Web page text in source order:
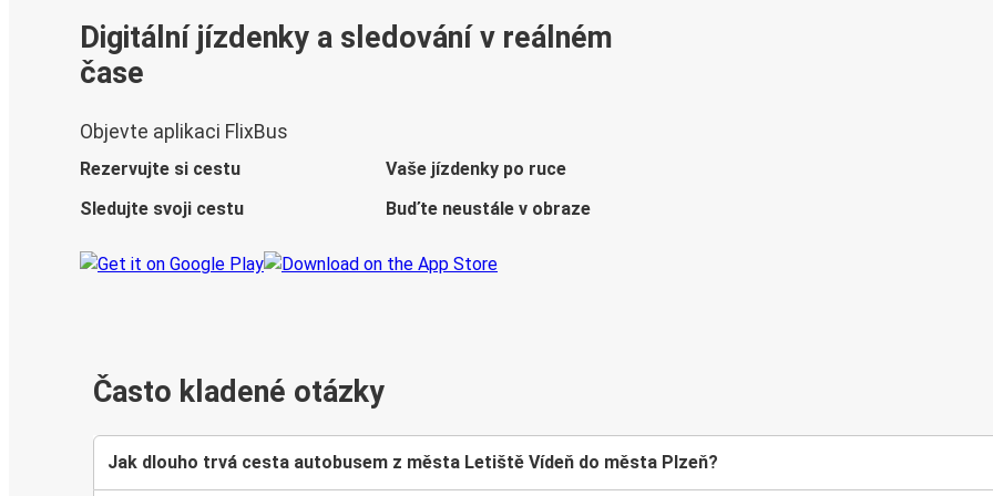
Digitální jízdenky a sledování v reálném
čase
Objevte aplikaci FlixBus
Rezervujte si cestu
Vaše jízdenky po ruce
Sledujte svoji cestu
Buďte neustále v obraze
Často kladené otázky
Jak dlouho trvá cesta autobusem z města Letiště Vídeň do města Plzeň?